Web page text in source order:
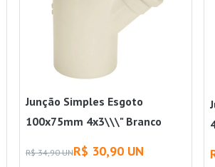
Junção Simples Esgoto
100x75mm 4x3\\\" Branco
R$ 34,90 UNR$ 30,90 UN